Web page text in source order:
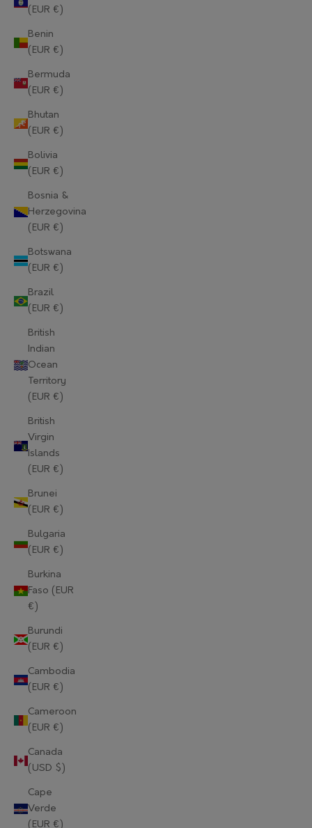
(EUR €)
Benin
(EUR €)
Bermuda
(EUR €)
Bhutan
(EUR €)
Bolivia
(EUR €)
Bosnia &
Herzegovina
(EUR €)
Botswana
(EUR €)
Brazil
(EUR €)
British
Indian
Ocean
Territory
(EUR €)
British
Virgin
Islands
(EUR €)
Brunei
(EUR €)
Bulgaria
(EUR €)
Burkina
Faso (EUR
€)
Burundi
(EUR €)
Cambodia
(EUR €)
Cameroon
(EUR €)
Canada
(USD $)
Cape
Verde
(EUR €)